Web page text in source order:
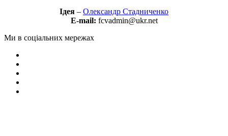
Ідея – Олександр Стадниченко
E-mail: fcvadmin@ukr.net
Ми в соціальних мережах